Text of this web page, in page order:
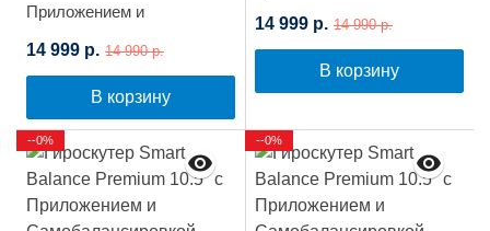
Приложением и
(Черный с красной
молнией)
14 999 р. 14 990 р.
В корзину
(Северное сияние)
14 999 р. 14 990 р.
В корзину
--0% --0%